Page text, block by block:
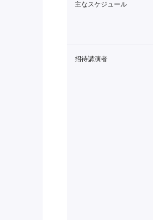
主なスケジュール
招待講演者